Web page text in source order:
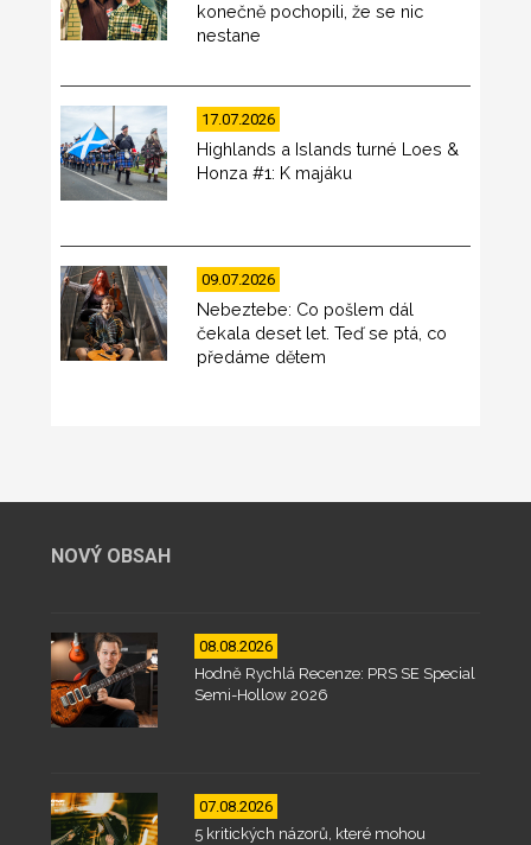
konečně pochopili, že se nic
nestane
17.07.2026
Highlands a Islands turné Loes &
Honza #1: K majáku
09.07.2026
Nebeztebe: Co pošlem dál
čekala deset let. Teď se ptá, co
předáme dětem
NOVÝ OBSAH
08.08.2026
Hodně Rychlá Recenze: PRS SE Special
Semi-Hollow 2026
07.08.2026
5 kritických názorů, které mohou